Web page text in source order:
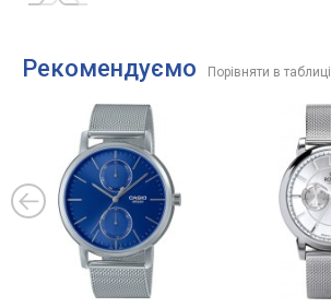
Рекомендуємо Порівняти в таблиці